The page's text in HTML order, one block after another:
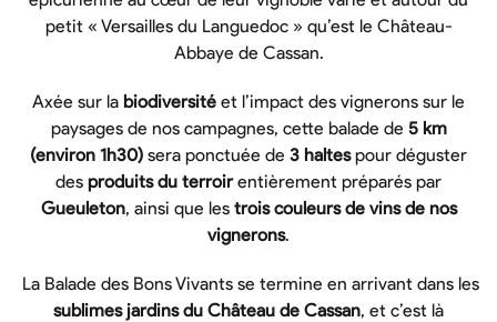
petit « Versailles du Languedoc » qu’est le Château-
Abbaye de Cassan.
Axée sur la biodiversité et l’impact des vignerons sur le
paysages de nos campagnes, cette balade de 5 km
(environ 1h30) sera ponctuée de 3 haltespour déguster
des produits du terroirentièrement préparés par
Gueuleton, ainsi que les trois couleurs de vins de nos
vignerons.
La Balade des Bons Vivants se termine en arrivant dans les
sublimes jardins du Château de Cassan, et c’est là